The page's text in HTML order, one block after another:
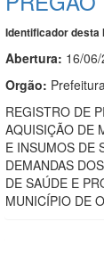
Identificador desta
Abertura: 16/
Orgão:
REGISTRO DE
AQUISIÇÃO DE
E INSUMOS DE
DEMANDAS
DE SAÚDE E
MUNICÍPIO DE